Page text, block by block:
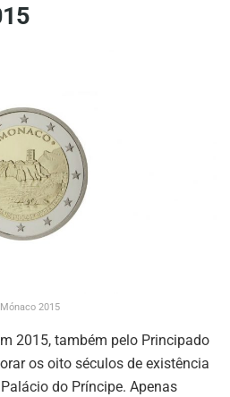
Mónaco 2015
2015, também pelo Principado
os oito séculos de existência
do Príncipe. Apenas